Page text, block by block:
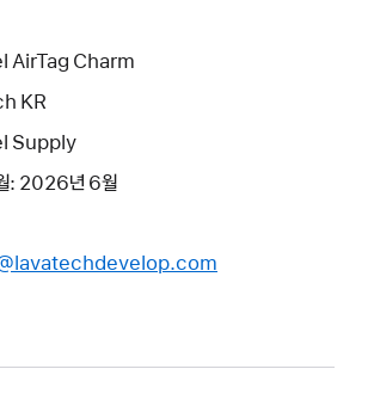
AirTag Charm
KR
Supply
: 2026년 6월